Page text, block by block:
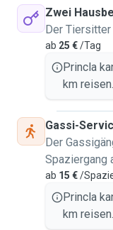
Zwei
Der
ab 25 €/Tag
Princla
km reisen.
Gassi-
Der
Spaziergang
ab 15 €/
Princla
km reisen.